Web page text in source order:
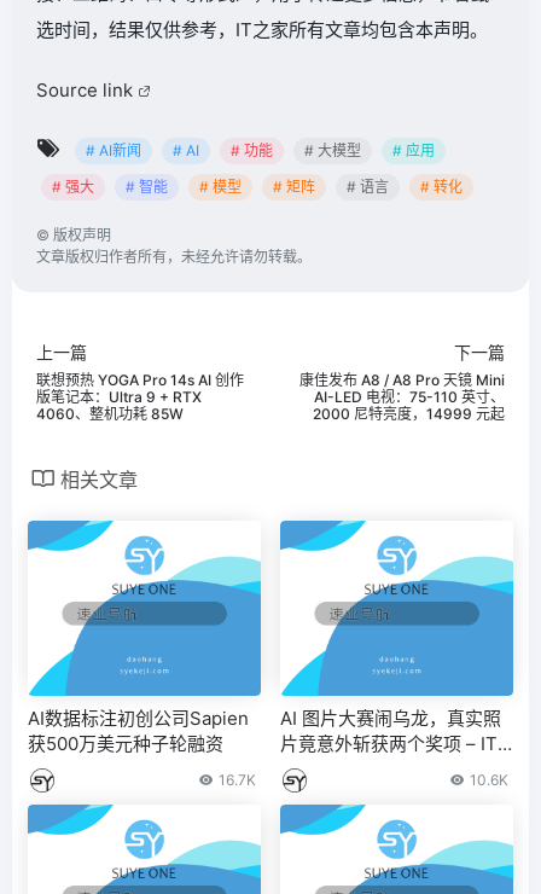
选时间，结果仅供参考，IT之家所有文章均包含本声明。
Source link
# AI新闻 # AI # 功能 # 大模型
# 应用
# 强大
# 智能 # 模型 # 矩阵 # 语言 # 转化
© 版权声明
文章版权归作者所有，未经允许请勿转载。
上一篇
联想预热 YOGA Pro 14s AI 创作
版笔记本：Ultra 9 + RTX
4060、整机功耗 85W
下一篇
康佳发布 A8 / A8 Pro 天镜 Mini
AI-LED 电视：75-110 英寸、
2000 尼特亮度，14999 元起
相关文章
AI数据标注初创公司Sapien
获500万美元种子轮融资
16.7K
AI 图片大赛闹乌龙，真实照
片竟意外斩获两个奖项 – IT
之家
10.6K